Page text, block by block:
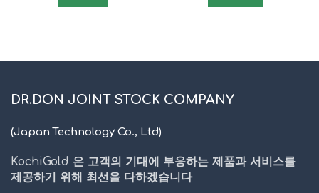
DR.DON JOINT STOCK COMPANY
(Japan Technology Co., Ltd)
KochiGold 은 고객의 기대에 부응하는 제품과 서비스를
제공하기 위해 최선을 다하겠습니다